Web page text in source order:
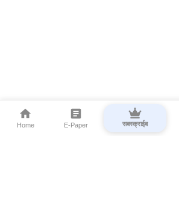
Home E-Paper सबस्क्राईब